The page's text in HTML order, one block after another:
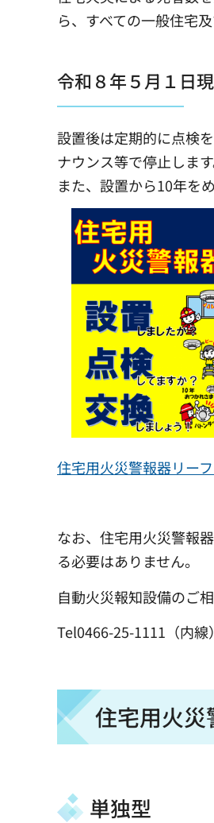
ら、すべての一般住宅
令和８年５月１日
設置後は定期的に点検
ナウンス等で停止しま
また、設置から10年を
住宅用火災警報器リー
なお、住宅用火災警報
る必要はありません。
自動火災報知設備のご
Tel0466-25-1111（内線
住宅用火
単独型